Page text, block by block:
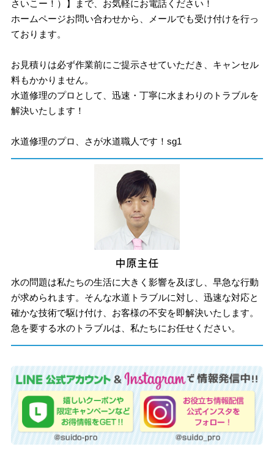
さいこー！）】まで、お気軽にお電話ください！
ホームページお問い合わせから、メールでも受け付けを行っ
ております。
お見積りは必ず作業前にご提示させていただき、キャンセル
料もかかりません。
水道修理のプロとして、迅速・丁寧に水まわりのトラブルを
解決いたします！
水道修理のプロ、さが水道職人です！sg1
水の問題は私たちの生活に大きく影響を及ぼし、早急な行動
が求められます。そんな水道トラブルに対し、迅速な対応と
確かな技術で駆け付け、お客様の不安を即解決いたします。
急を要する水のトラブルは、私たちにお任せください。